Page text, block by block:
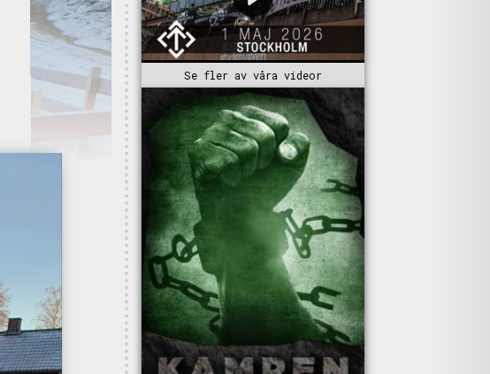
Se fler av våra videor